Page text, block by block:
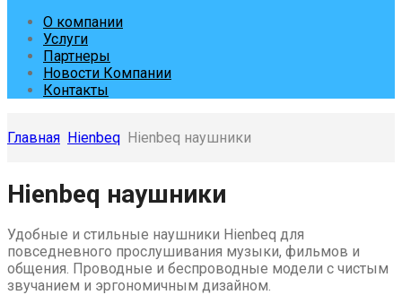
О компании
Услуги
Партнеры
Новости Компании
Контакты
Главная Hienbeq Hienbeq наушники
Skip
toHienbeq наушники
Удобные и стильные наушники Hienbeq для
повседневного прослушивания музыки, фильмов и
общения. Проводные и беспроводные модели с чистым
звучанием и эргономичным дизайном.